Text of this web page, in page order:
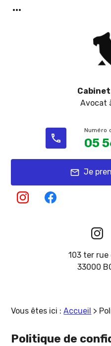
more_horiz
103 ter rue
33000
Cabinet
Avocat
phone 05
mail Je
Vous êtes ici : Accueil >
Politique de